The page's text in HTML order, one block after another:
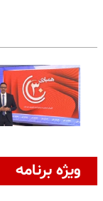
ویژه برنامه